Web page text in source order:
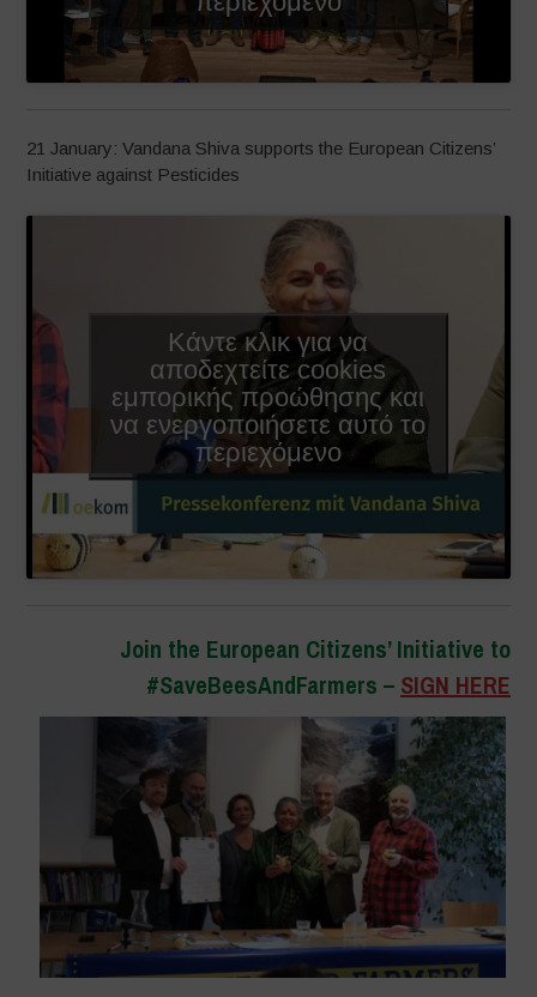
21 January: Vandana Shiva supports the European Citizens’
Initiative against Pesticides
Κάντε κλικ για να
αποδεχτείτε cookies
εμπορικής προώθησης και
να ενεργοποιήσετε αυτό το
περιεχόμενο
Join the European Citizens’ Initiative to
#SaveBeesAndFarmers – SIGN HERE